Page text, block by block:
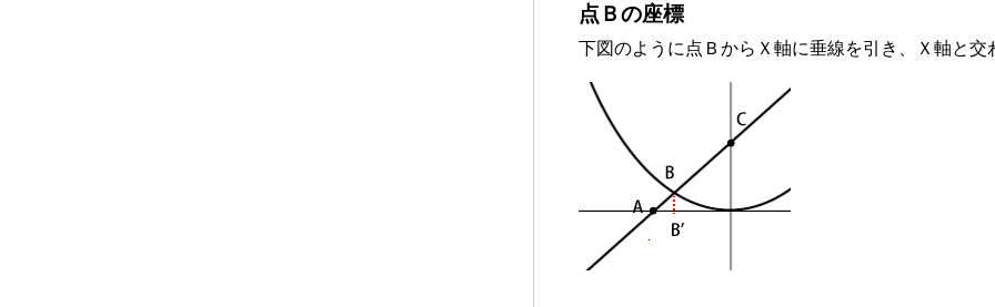
点Ｂの座標
下図のように点ＢからＸ軸に垂線を引き、Ｘ軸と交